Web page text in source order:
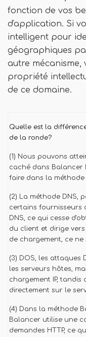
fonction de vos
d'application. Si
intelligent pour
géographiques
autre
propriété
de ce domaine.
Quelle est la
de la ronde?
(1) Nous pouvons
caché dans Balancer
faire dans la méthode
(2) La méthode DNS,
certains fournisseurs
DNS, ce qui cesse
du client et dirige vers
de chargement, ce
(3) DOS, les attaques
les serveurs hôtes,
chargement IP, tandis
directement sur le
(4) Dans la méthode
Balancer utilise une
demandes HTTP, ce